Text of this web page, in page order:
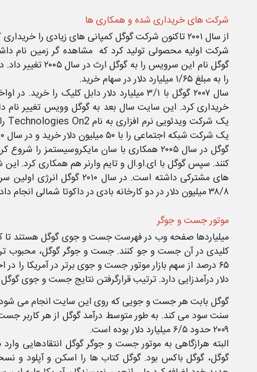
شرکت های خریداری شده و همکاری ها
شرکت اولیه محصولی تولید کرد که مشاهده گر زمین نام
گوگل نام این
را به مبلغ ۱/۶۵ میلیارد دلار در سهام خرید.
یک شرکت شبکه اجتماعی را با ۵۰ میلیون دلار خرید و در سال ۲۰۱۰ هم آگنیلوکس را خریداری کرد.
گوگل در سال ۲۰۰۵ همکاری با سان مایکروسیستمز
کنند. سپس گوگل با ای.او.ال و تایم وارنر هم همکاری کرد.
های مشترکی داشته است. در سال
۳۸/۸ میلیون دلار در دو کارخانه بادی در داکوتا شمالی انجام داد.
موتور جست و جوگر
میلیاردها صفحه وب در فهرست جست و جوی گوگل هستند تا
۶۵ درصد از سهم بازار موتور جست و جوی برتر در آمریکا را
دلار درآمدزایی دارد. ترتیب قرارگرفتن نتایج جست و جوی
۲۰۰۹ حدود ۶/۵ میلیارد دلار بوده است.
البته هرازگاهی به موتور جست و جوگر گوگل انتقادهایی
گوگل، گوگل باکس بود. گوگل کتاب ها را اسکن و آپلود و